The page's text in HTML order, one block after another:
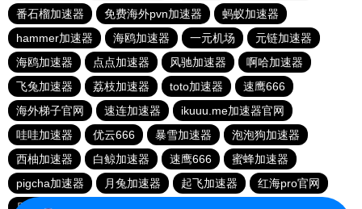
番石榴加速器
免费海外pvn加速器
蚂蚁加速器
hammer加速器
海鸥加速器 一元机场
元链加速器
海鸥加速器
点点加速器 风驰加速器
啊哈加速器
飞兔加速器
荔枝加速器 toto加速器
速鹰666
海外梯子官网
速连加速器
ikuuu.me加速器官网
哇哇加速器
优云666 暴雪加速器
泡泡狗加速器
西柚加速器
白鲸加速器 速鹰666
蜜蜂加速器
pigcha加速器
月兔加速器 起飞加速器
红海pro官网